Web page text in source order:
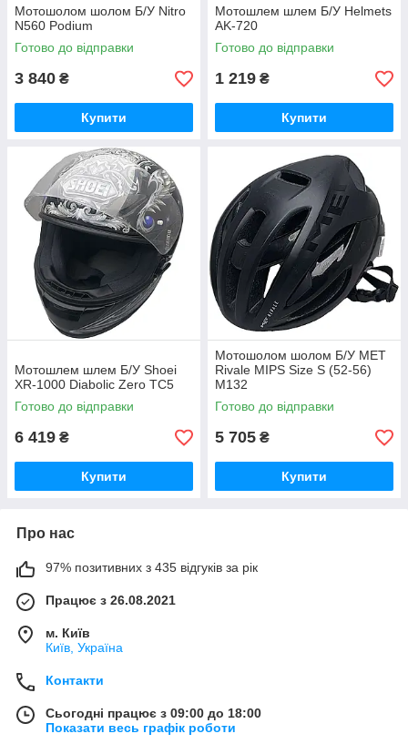
Мотошолом шолом Б/У Nitro
N560 Podium
Готово до відправки
3 840 ₴
Купити
Мотошлем шлем Б/У Helmets
AK-720
Готово до відправки
1 219 ₴
Купити
Мотошлем шлем Б/У Shoei
XR-1000 Diabolic Zero TC5
Готово до відправки
6 419 ₴
Купити
Мотошолом шолом Б/У MET
Rivale MIPS Size S (52-56)
M132
Готово до відправки
5 705 ₴
Купити
Про нас
97% позитивних з 435 відгуків за рік
Працює з 26.08.2021
м. Київ
Київ, Україна
Контакти
Сьогодні працює з 09:00 до 18:00
Показати весь графік роботи